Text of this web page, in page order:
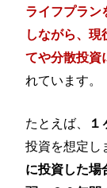
ライフプラン
しながら、
てや分散投資
れています。
たとえば、
投資を想定し
に投資した場